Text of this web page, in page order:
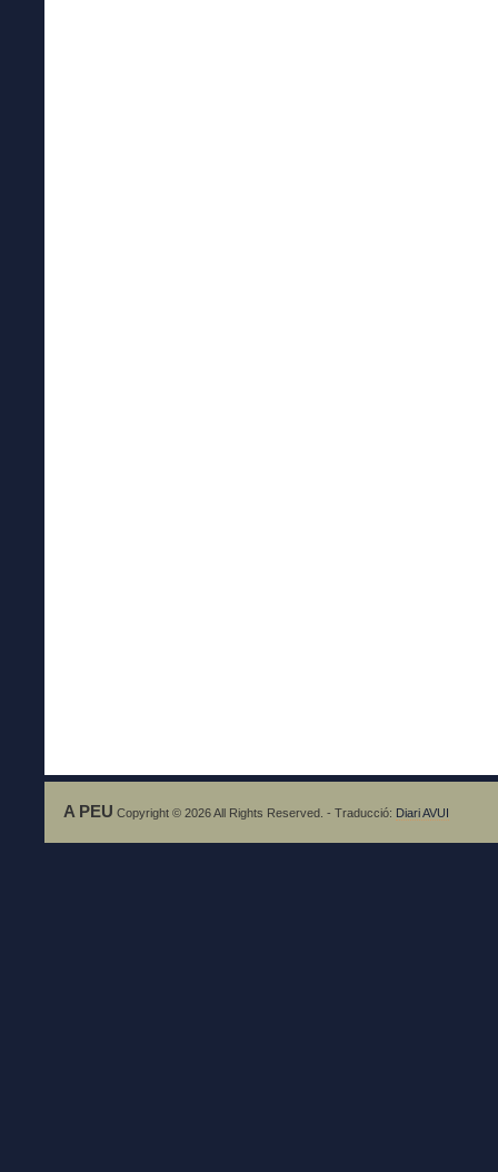
A PEU Copyright © 2026 All Rights Reserved. - Traducció: Diari AVUI